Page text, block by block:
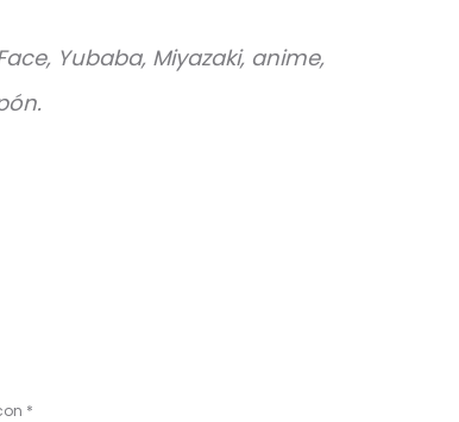
Yubaba, Miyazaki, anime,
*